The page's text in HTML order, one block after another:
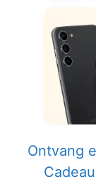
Ontvang